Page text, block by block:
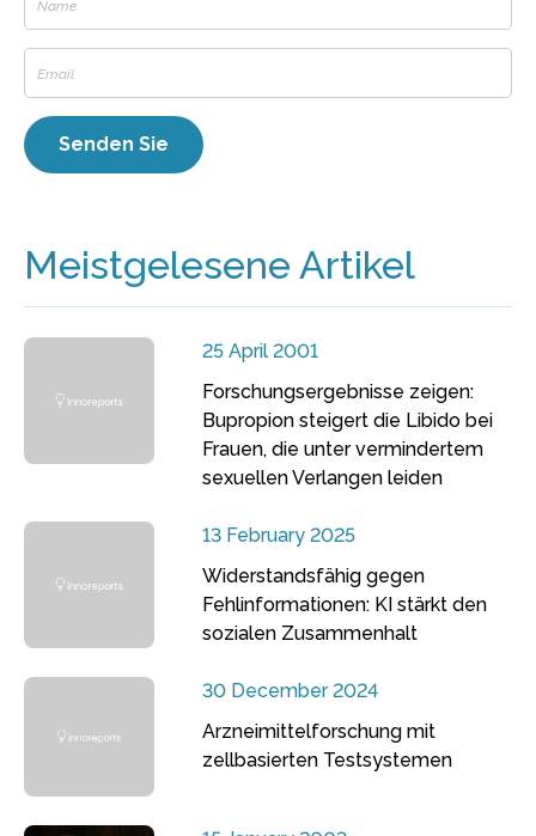
Meistgelesene Artikel
25 April 2001
Forschungsergebnisse zeigen:
Bupropion steigert die Libido bei
Frauen, die unter vermindertem
sexuellen Verlangen leiden
13 February 2025
Widerstandsfähig gegen
Fehlinformationen: KI stärkt den
sozialen Zusammenhalt
30 December 2024
Arzneimittelforschung mit
zellbasierten Testsystemen